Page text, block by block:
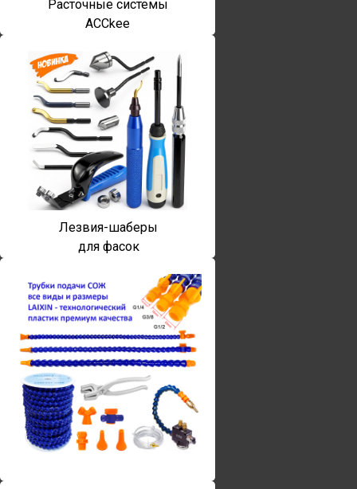
Расточные системы
ACCkee
Лезвия-шаберы
для фасок
Винты torx